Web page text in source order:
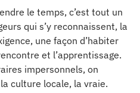
le temps, c’est tout un
qui s’y reconnaissent, la
une façon d’habiter
et l’apprentissage.
impersonnels, on
culture locale, la vraie.